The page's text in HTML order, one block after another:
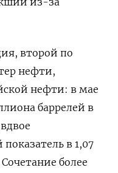
второй по
нефти,
нефти: в мае
баррелей в
в 1,07
более